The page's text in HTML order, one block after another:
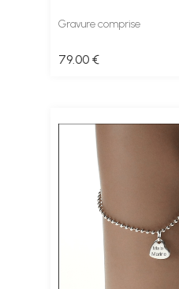
Gravure comprise
79.00 €